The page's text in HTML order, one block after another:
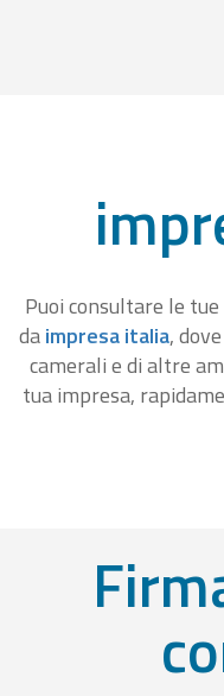
Puoi consultare le
daimpresa italia,
camerali e di altre
tua impresa,